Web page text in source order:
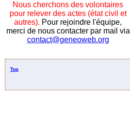
Nous cherchons des volontaires
pour relever des actes (état civil et
autres). Pour rejoindre l'équipe,
merci de nous contacter par mail via
contact@geneoweb.org
Top